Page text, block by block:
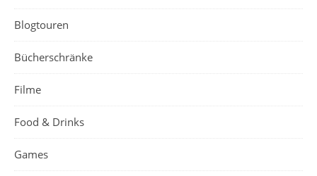
Blogtouren
Bücherschränke
Filme
Food & Drinks
Games